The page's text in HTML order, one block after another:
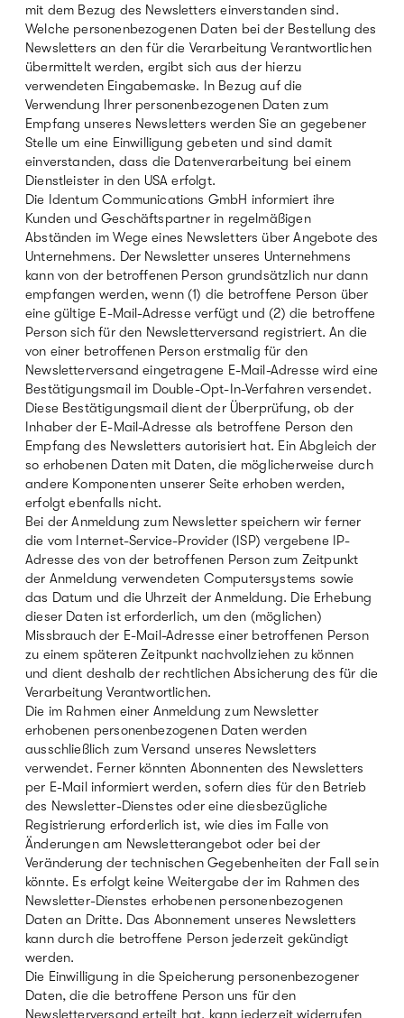
mit dem Bezug des Newsletters einverstanden sind.
Welche personenbezogenen Daten bei der Bestellung des
Newsletters an den für die Verarbeitung Verantwortlichen
übermittelt werden, ergibt sich aus der hierzu
verwendeten Eingabemaske. In Bezug auf die
Verwendung Ihrer personenbezogenen Daten zum
Empfang unseres Newsletters werden Sie an gegebener
Stelle um eine Einwilligung gebeten und sind damit
einverstanden, dass die Datenverarbeitung bei einem
Dienstleister in den USA erfolgt.
Die Identum Communications GmbH informiert ihre
Kunden und Geschäftspartner in regelmäßigen
Abständen im Wege eines Newsletters über Angebote des
Unternehmens. Der Newsletter unseres Unternehmens
kann von der betroffenen Person grundsätzlich nur dann
empfangen werden, wenn (1) die betroffene Person über
eine gültige E-Mail-Adresse verfügt und (2) die betroffene
Person sich für den Newsletterversand registriert. An die
von einer betroffenen Person erstmalig für den
Newsletterversand eingetragene E-Mail-Adresse wird eine
Bestätigungsmail im Double-Opt-In-Verfahren versendet.
Diese Bestätigungsmail dient der Überprüfung, ob der
Inhaber der E-Mail-Adresse als betroffene Person den
Empfang des Newsletters autorisiert hat. Ein Abgleich der
so erhobenen Daten mit Daten, die möglicherweise durch
andere Komponenten unserer Seite erhoben werden,
erfolgt ebenfalls nicht.
Bei der Anmeldung zum Newsletter speichern wir ferner
die vom Internet-Service-Provider (ISP) vergebene IP-
Adresse des von der betroffenen Person zum Zeitpunkt
der Anmeldung verwendeten Computersystems sowie
das Datum und die Uhrzeit der Anmeldung. Die Erhebung
dieser Daten ist erforderlich, um den (möglichen)
Missbrauch der E-Mail-Adresse einer betroffenen Person
zu einem späteren Zeitpunkt nachvollziehen zu können
und dient deshalb der rechtlichen Absicherung des für die
Verarbeitung Verantwortlichen.
Die im Rahmen einer Anmeldung zum Newsletter
erhobenen personenbezogenen Daten werden
ausschließlich zum Versand unseres Newsletters
verwendet. Ferner könnten Abonnenten des Newsletters
per E-Mail informiert werden, sofern dies für den Betrieb
des Newsletter-Dienstes oder eine diesbezügliche
Registrierung erforderlich ist, wie dies im Falle von
Änderungen am Newsletterangebot oder bei der
Veränderung der technischen Gegebenheiten der Fall sein
könnte. Es erfolgt keine Weitergabe der im Rahmen des
Newsletter-Dienstes erhobenen personenbezogenen
Daten an Dritte. Das Abonnement unseres Newsletters
kann durch die betroffene Person jederzeit gekündigt
werden.
Die Einwilligung in die Speicherung personenbezogener
Daten, die die betroffene Person uns für den
Newsletterversand erteilt hat, kann jederzeit widerrufen